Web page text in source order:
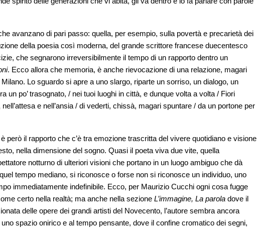
avanzano di pari passo: quella, per esempio, sulla povertà e precarietà dei
della poesia così moderna, del grande scrittore francese duecentesco
che segnarono irreversibilmente il tempo di un rapporto dentro un
. Ecco allora che memoria, è anche rievocazione di una relazione, magari
Lo sguardo si apre a uno slargo, riparte un sorriso, un dialogo, un
un po’ trasognato, / nei tuoi luoghi in città, e dunque volta a volta / Fiori
e nell’ansia / di vederti, chissà, magari spuntare / da un portone per
però il rapporto che c’è tra emozione trascritta del vivere quotidiano e visione
nella dimensione del sogno. Quasi il poeta viva due vite, quella
notturno di ulteriori visioni che portano in un luogo ambiguo che dà
tempo mediano, si riconosce o forse non si riconosce un individuo, uno
immediatamente indefinibile. Ecco, per Maurizio Cucchi ogni cosa fugge
certo nella realtà; ma anche nella sezione L’immagine, La parola dove il
delle opere dei grandi artisti del Novecento, l’autore sembra ancora
spazio onirico e al tempo pensante, dove il confine cromatico dei segni,